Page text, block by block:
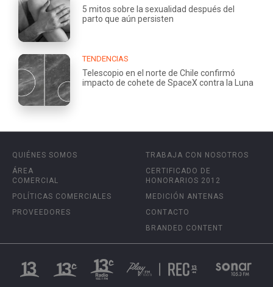
5 mitos sobre la sexualidad después del
parto que aún persisten
TENDENCIAS
Telescopio en el norte de Chile confirmó
impacto de cohete de SpaceX contra la Luna
QUIÉNES SOMOS
ÁREA
COMERCIAL
POLÍTICAS COMERCIALES
PROVEEDORES
TRABAJA CON NOSOTROS
CERTIFICADO DE
HONORARIOS 2012
MEDICIÓN ANTENAS
CONTACTO
BRANDED CONTENT